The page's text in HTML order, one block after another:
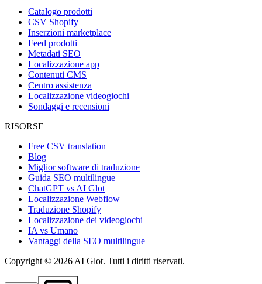
Catalogo prodotti
CSV Shopify
Inserzioni marketplace
Feed prodotti
Metadati SEO
Localizzazione app
Contenuti CMS
Centro assistenza
Localizzazione videogiochi
Sondaggi e recensioni
RISORSE
Free CSV translation
Blog
Miglior software di traduzione
Guida SEO multilingue
ChatGPT vs AI Glot
Localizzazione Webflow
Traduzione Shopify
Localizzazione dei videogiochi
IA vs Umano
Vantaggi della SEO multilingue
Copyright © 2026 AI Glot. Tutti i diritti riservati.